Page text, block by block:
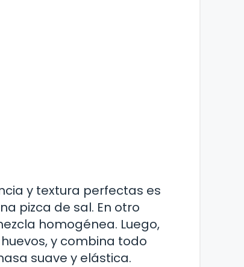
y textura perfectas es
pizca de sal. En otro
homogénea. Luego,
y combina todo
suave y elástica.